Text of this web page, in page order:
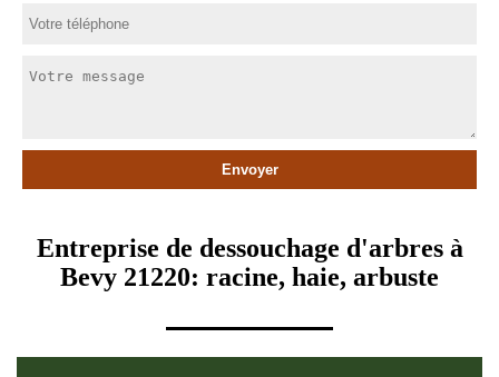
Entreprise de dessouchage d'arbres à
Bevy 21220: racine, haie, arbuste